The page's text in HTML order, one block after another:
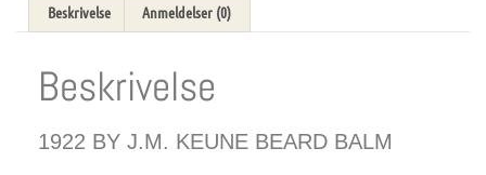
Beskrivelse Anmeldelser (0)
Beskrivelse
1922 BY J.M. KEUNE BEARD BALM